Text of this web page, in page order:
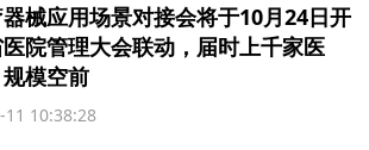
械应用场景对接会将于10月24日开
院管理大会联动，届时上千家医
模空前
11 10:38:28